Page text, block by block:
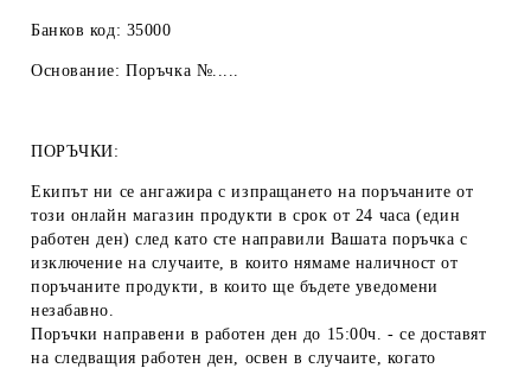
Банков код: 35000
Основание: Поръчка №.....
ПОРЪЧКИ:
Екипът ни се ангажира с изпращането на поръчаните от
този онлайн магазин продукти в срок от 24 часа (един
работен ден) след като сте направили Вашата поръчка с
изключение на случаите, в които нямаме наличност от
поръчаните продукти, в които ще бъдете уведомени
незабавно.
Поръчки направени в работен ден до 15:00ч. - се доставят
на следващия работен ден, освен в случаите, когато